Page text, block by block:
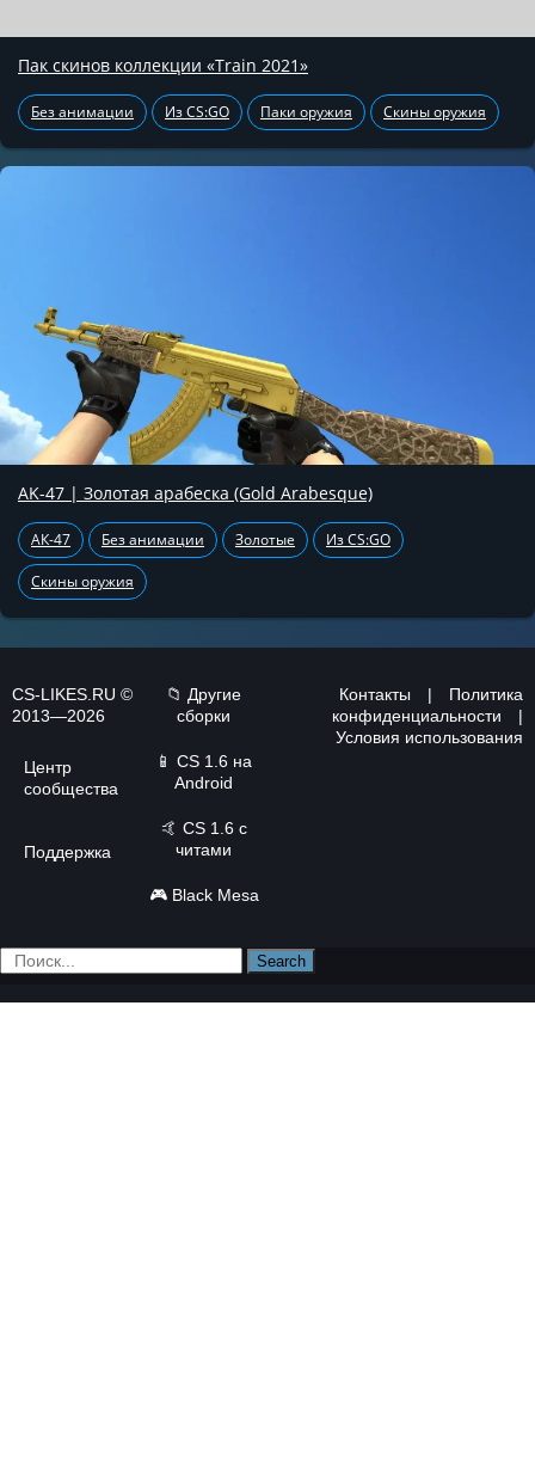
Пак скинов коллекции «Train 2021»
Без анимации Из CS:GO Паки оружия Скины оружия
AK-47 | Золотая арабеска (Gold Arabesque)
АК-47 Без анимации Золотые Из CS:GO
Скины оружия
CS-LIKES.RU ©
2013—2026
Центр
сообщества
Поддержка
📁 Другие
сборки
📱 CS 1.6 на
Android
🤙 CS 1.6 с
читами
🎮 Black Mesa
Контакты |
Политика
конфиденциальности
|
Условия использования
Search